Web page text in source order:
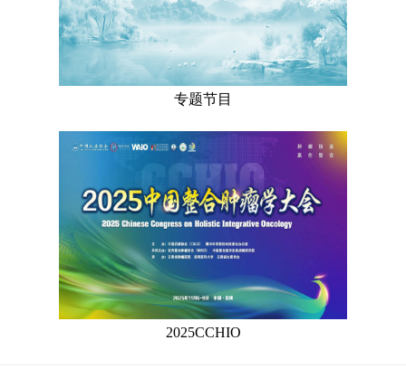
专题节目
2025CCHIO